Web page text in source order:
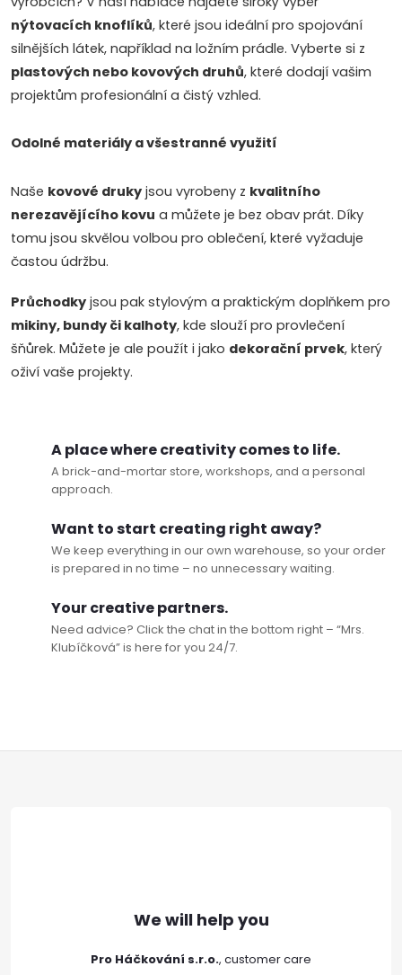
c
o
n
t
o
l
i
o
n
nýtovacích knoflíků, které jsou ideální pro spojování
silnějších látek, například na ložním prádle. Vyberte si z
plastových nebo kovových druhů, které dodají vašim
projektům profesionální a čistý vzhled.
Odolné materiály a všestranné využití
Naše kovové druky jsou vyrobeny z kvalitního
nerezavějícího kovu a můžete je bez obav prát. Díky
tomu jsou skvělou volbou pro oblečení, které vyžaduje
častou údržbu.
Průchodky jsou pak stylovým a praktickým doplňkem pro
mikiny, bundy či kalhoty, kde slouží pro provlečení
šňůrek. Můžete je ale použít i jako dekorační prvek, který
oživí vaše projekty.
A place where creativity comes to life.
A brick-and-mortar store, workshops, and a personal
approach.
Want to start creating right away?
We keep everything in our own warehouse, so your order
is prepared in no time – no unnecessary waiting.
Your creative partners.
Need advice? Click the chat in the bottom right – “Mrs.
Klubíčková” is here for you 24/7.
Pro Háčkování s.r.o.